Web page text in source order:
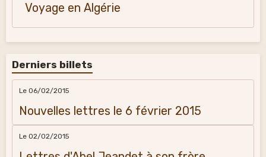
Voyage en Algérie
Derniers billets
Le 06/02/2015
Nouvelles lettres le 6 février 2015
Le 02/02/2015